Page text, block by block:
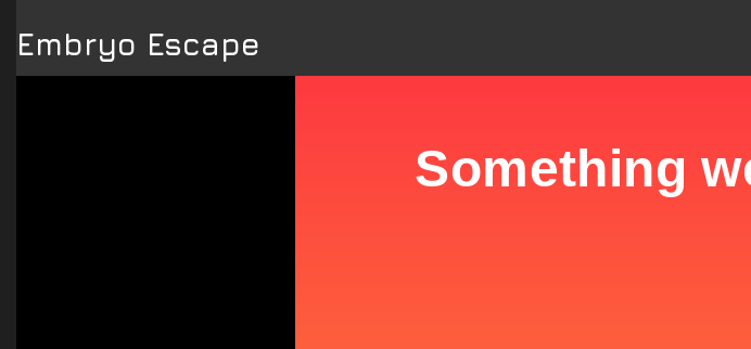
Embryo Escape